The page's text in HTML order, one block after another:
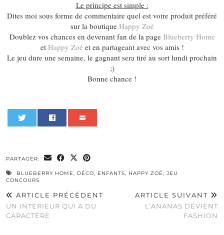
Le principe est simple :
Dites moi sous forme de commentaire quel est votre produit préféré
sur la boutique Happy Zoé
Doublez vos chances en devenant fan de la page Blueberry Home
et Happy Zoé et en partageant avec vos amis !
Le jeu dure une semaine, le gagnant sera tiré au sort lundi prochain
;)
Bonne chance !
PARTAGER:
BLUEBERRY HOME, DÉCO, ENFANTS, HAPPY ZOÉ, JEU
CONCOURS
ARTICLE PRÉCÉDENT
UN INTÉRIEUR QUI A DU
CARACTÈRE
ARTICLE SUIVANT
L’ANANAS DEVIENT
FASHION